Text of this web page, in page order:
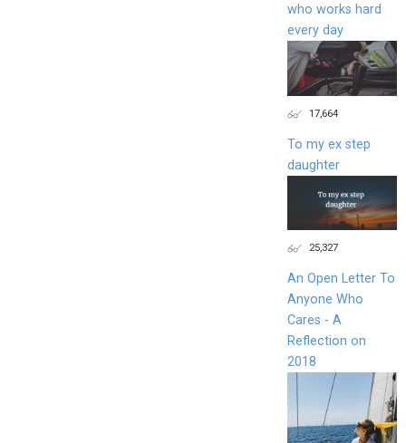
who works hard
every day
17,664
To my ex step
daughter
25,327
An Open Letter To
Anyone Who
Cares - A
Reflection on
2018